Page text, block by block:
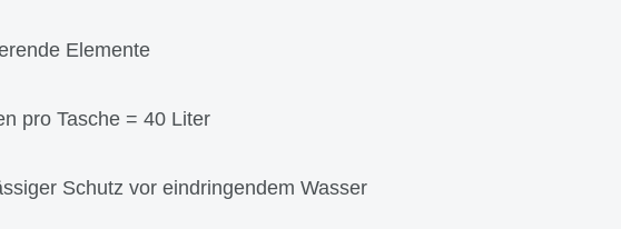
Elemente
pro Tasche = 40 Liter
Schutz vor eindringendem Wasser